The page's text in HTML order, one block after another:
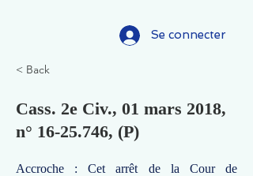
Se connecter
< Back
Cass. 2e Civ., 01 mars 2018,
n° 16-25.746, (P)
Accroche : Cet arrêt de la Cour de